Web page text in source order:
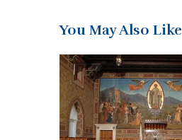
You May Also Like